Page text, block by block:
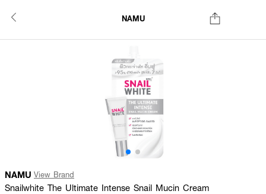
NAMU
NAMU View Brand
Snailwhite The Ultimate Intense Snail Mucin Cream